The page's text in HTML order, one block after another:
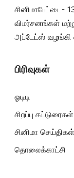
சினிமாபேட்டை-
விமர்சனங்கள்
அப்டேட்ஸ் வழங்கி
பிரிவுகள்
ஓடிடி
சிறப்பு கட்டுரைகள்
சினிமா செய்திகள்
தொலைக்காட்சி